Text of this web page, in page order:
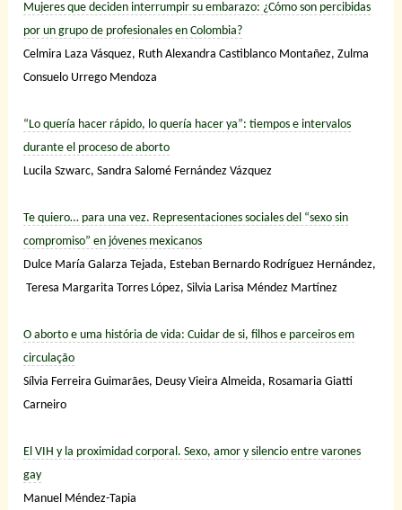
Mujeres que deciden interrumpir su embarazo: ¿Cómo son percibidas
por un grupo de profesionales en Colombia?
Celmira Laza Vásquez, Ruth Alexandra Castiblanco Montañez, Zulma
Consuelo Urrego Mendoza
“Lo quería hacer rápido, lo quería hacer ya”: tiempos e intervalos
durante el proceso de aborto
Lucila Szwarc, Sandra Salomé Fernández Vázquez
Te quiero… para una vez. Representaciones sociales del “sexo sin
compromiso” en jóvenes mexicanos
Dulce María Galarza Tejada, Esteban Bernardo Rodríguez Hernández,
Teresa Margarita Torres López, Silvia Larisa Méndez Martínez
O aborto e uma história de vida: Cuidar de si, filhos e parceiros em
circulação
Sílvia Ferreira Guimarães, Deusy Vieira Almeida, Rosamaria Giatti
Carneiro
El VIH y la proximidad corporal. Sexo, amor y silencio entre varones
gay
Manuel Méndez-Tapia